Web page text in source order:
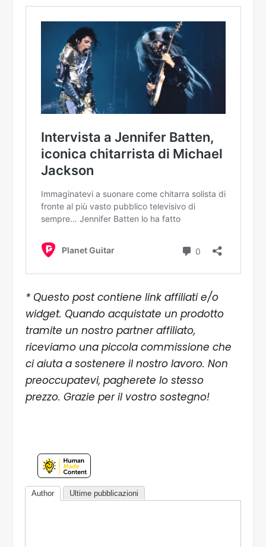
* Questo post contiene link affiliati e/o
widget. Quando acquistate un prodotto
tramite un nostro partner affiliato,
riceviamo una piccola commissione che
ci aiuta a sostenere il nostro lavoro. Non
preoccupatevi, pagherete lo stesso
prezzo. Grazie per il vostro sostegno!
Author Ultime pubblicazioni